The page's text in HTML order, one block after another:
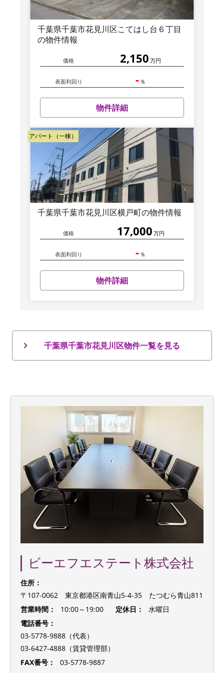
千葉県千葉市花見川区こてはし台６丁目
の物件情報
価格 2,150 万円
表面利回り - ％
物件詳細
アパート（一棟）
千葉県千葉市花見川区横戸町の物件情報
価格 17,000 万円
表面利回り - ％
物件詳細
千葉県千葉市花見川区物件一覧を見る
ビーエフエステート株式会社
住所：
〒107-0062 東京都港区南青山5-4-35 たつむら青山811
営業時間：
10:00～19:00 定休日：
水曜日
電話番号：
03-5778-9888（代表）
03-6427-4888（賃貸管理部）
FAX番号：
03-5778-9887